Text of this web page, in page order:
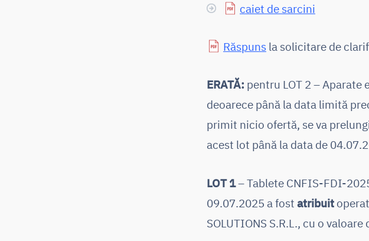
caiet de sarcini
Răspuns la solicitare de
ERATĂ: pentru LOT 2 –
deoarece până la data limită
primit nicio ofertă, se va
acest lot până la data de
LOT 1– Tablete CNFIS-FDI-
09.07.2025 a fost atribuit
SOLUTIONS S.R.L., cu o